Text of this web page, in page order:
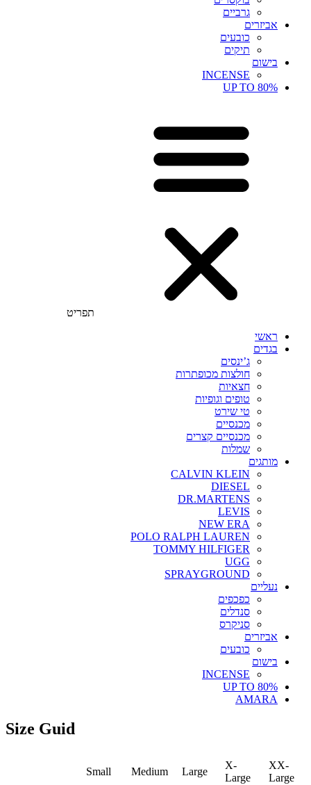
גרביים
אביזרים
כובעים
תיקים
בישום
INCENSE
UP TO 80%
תפריט
ראשי
בגדים
ג’ינסים
חולצות מכופתרות
חצאיות
טופים וגופיות
טי שירט
מכנסיים
מכנסיים קצרים
שמלות
מותגים
CALVIN KLEIN
DIESEL
DR.MARTENS
LEVIS
NEW ERA
POLO RALPH LAUREN
TOMMY HILFIGER
UGG
SPRAYGROUND
נעליים
כפכפים
סנדלים
סניקרס
אביזרים
כובעים
בישום
INCENSE
UP TO 80%
AMARA
Size Guid
Small Medium Large
X-
Large
XX-
Large